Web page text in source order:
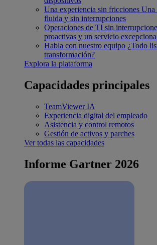
Una experiencia sin fricciones Una
fluida y sin interrupciones
Operaciones de TI sin
proactivas y un servicio
Habla con nuestro equipo ¿Todo
transformación?
Explora la plataforma
Capacidades principales
TeamViewer IA
Experiencia digital del empleado
Asistencia y control remotos
Gestión de activos y parches
Ver todas las capacidades
Informe Gartner 2026